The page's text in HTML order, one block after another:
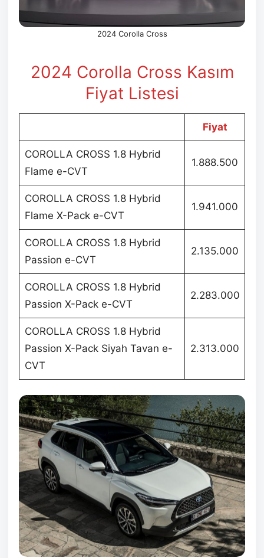
2024 Corolla Cross
2024 Corolla Cross Kasım
Fiyat Listesi
Fiyat
COROLLA CROSS 1.8 Hybrid
Flame e-CVT
1.888.500
COROLLA CROSS 1.8 Hybrid
Flame X-Pack e-CVT
1.941.000
COROLLA CROSS 1.8 Hybrid
Passion e-CVT
2.135.000
COROLLA CROSS 1.8 Hybrid
Passion X-Pack e-CVT
2.283.000
COROLLA CROSS 1.8 Hybrid
Passion X-Pack Siyah Tavan e-
CVT
2.313.000